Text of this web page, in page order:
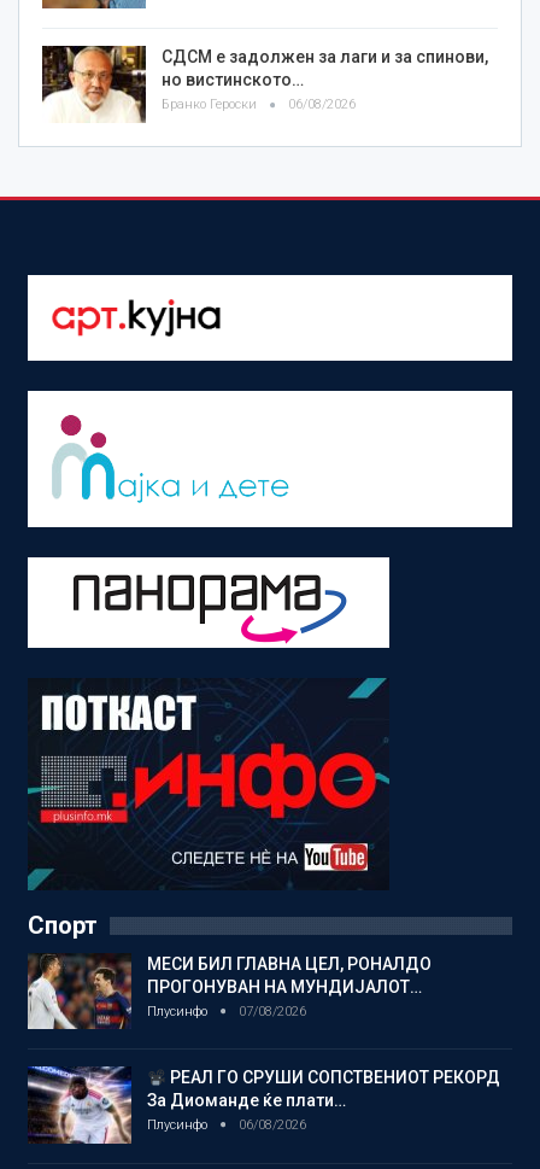
СДСМ е задолжен за лаги и за спинови,
но вистинското…
Бранко Героски 06/08/2026
Спорт
МЕСИ БИЛ ГЛАВНА ЦЕЛ, РОНАЛДО
ПРОГОНУВАН НА МУНДИЈАЛОТ…
Плусинфо 07/08/2026
РЕАЛ ГО СРУШИ СОПСТВЕНИОТ РЕКОРД
За Диоманде ќе плати…
Плусинфо 06/08/2026